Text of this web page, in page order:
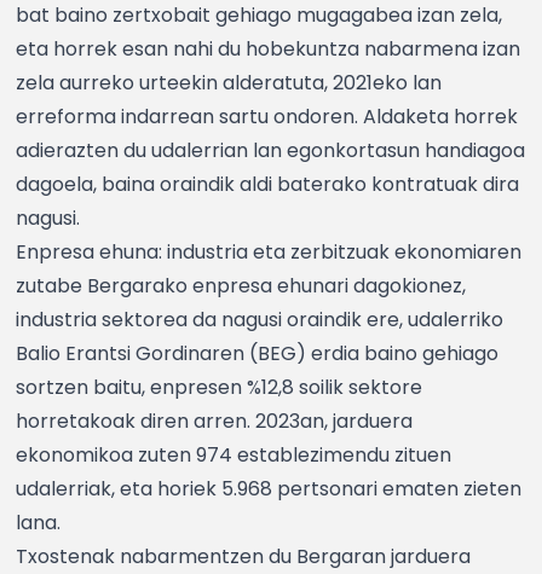
bat baino zertxobait gehiago mugagabea izan zela,
eta horrek esan nahi du hobekuntza nabarmena izan
zela aurreko urteekin alderatuta, 2021eko lan
erreforma indarrean sartu ondoren. Aldaketa horrek
adierazten du udalerrian lan egonkortasun handiagoa
dagoela, baina oraindik aldi baterako kontratuak dira
nagusi.
Enpresa ehuna: industria eta zerbitzuak ekonomiaren
zutabe Bergarako enpresa ehunari dagokionez,
industria sektorea da nagusi oraindik ere, udalerriko
Balio Erantsi Gordinaren (BEG) erdia baino gehiago
sortzen baitu, enpresen %12,8 soilik sektore
horretakoak diren arren. 2023an, jarduera
ekonomikoa zuten 974 establezimendu zituen
udalerriak, eta horiek 5.968 pertsonari ematen zieten
lana.
Txostenak nabarmentzen du Bergaran jarduera